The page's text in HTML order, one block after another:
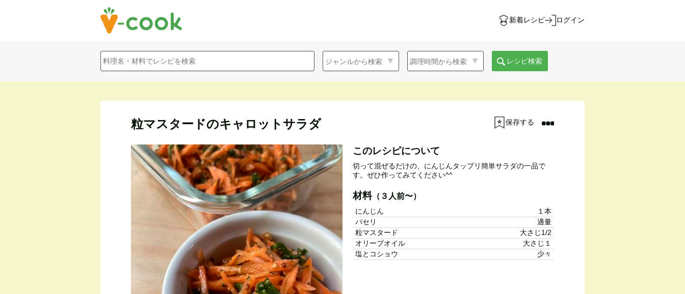
新着レシピ ログイン
レシピ検索
粒マスタードのキャロットサラダ 保存する
このレシピについて
切って混ぜるだけの、にんじんタップリ簡単サラダの一品で
す。ぜひ作ってみてください^^
材料（３人前〜）
にんじん
１本
パセリ
適量
粒マスタード
大さじ1/2
オリーブオイル
大さじ１
塩とコショウ
少々